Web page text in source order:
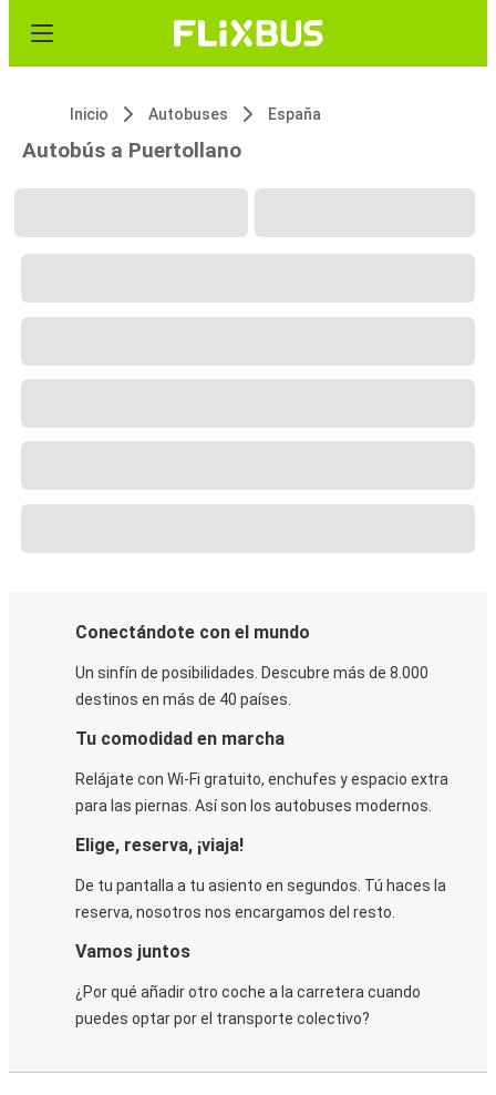
Inicio Autobuses España
Autobús a Puertollano
Conectándote con el mundo
Un sinfín de posibilidades. Descubre más de 8.000
destinos en más de 40 países.
Tu comodidad en marcha
Relájate con Wi-Fi gratuito, enchufes y espacio extra
para las piernas. Así son los autobuses modernos.
Elige, reserva, ¡viaja!
De tu pantalla a tu asiento en segundos. Tú haces la
reserva, nosotros nos encargamos del resto.
Vamos juntos
¿Por qué añadir otro coche a la carretera cuando
puedes optar por el transporte colectivo?